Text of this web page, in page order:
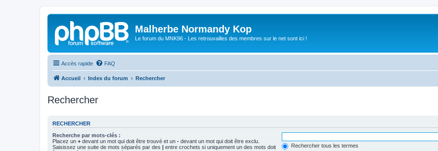
Malherbe Normandy Kop
Le forum du MNK96 - Les retrouvailles des membres sur le net sont ici !
Accès rapide FAQ
Accueil Index du forum Rechercher
Rechercher
RECHERCHER
Recherche par mots-clés :
Placez un + devant un mot qui doit être trouvé et un - devant un mot qui doit être exclu.
Saisissez une suite de mots séparés par des | entre crochets si uniquement un des mots doit
Rechercher tous les termes